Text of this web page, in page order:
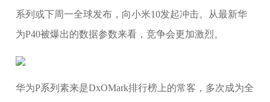
系列或下周一全球发布，向小米10发起冲击。从最新华
为P40被爆出的数据参数来看，竞争会更加激烈。
​华为P系列素来是DxOMark排行榜上的常客，多次成为全